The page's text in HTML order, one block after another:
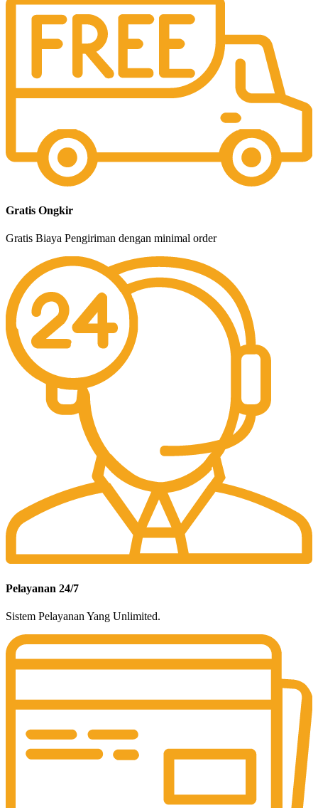
Gratis Ongkir
Gratis Biaya Pengiriman dengan minimal order
Pelayanan 24/7
Sistem Pelayanan Yang Unlimited.